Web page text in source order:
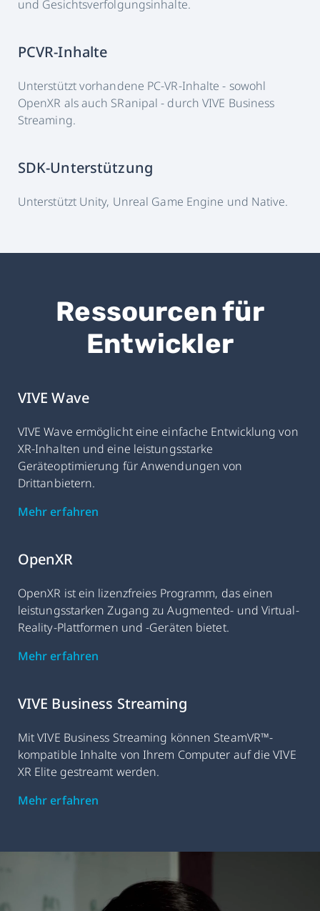
und Gesichtsverfolgungsinhalte.
PCVR-Inhalte
Unterstützt vorhandene PC-VR-Inhalte - sowohl
OpenXR als auch SRanipal - durch VIVE Business
Streaming.
SDK-Unterstützung
Unterstützt Unity, Unreal Game Engine und Native.
Ressourcen für
Entwickler
VIVE Wave
VIVE Wave ermöglicht eine einfache Entwicklung von
XR-Inhalten und eine leistungsstarke
Geräteoptimierung für Anwendungen von
Drittanbietern.
Mehr erfahren
OpenXR
OpenXR ist ein lizenzfreies Programm, das einen
leistungsstarken Zugang zu Augmented- und Virtual-
Reality-Plattformen und -Geräten bietet.
Mehr erfahren
VIVE Business Streaming
Mit VIVE Business Streaming können SteamVR™-
kompatible Inhalte von Ihrem Computer auf die VIVE
XR Elite gestreamt werden.
Mehr erfahren